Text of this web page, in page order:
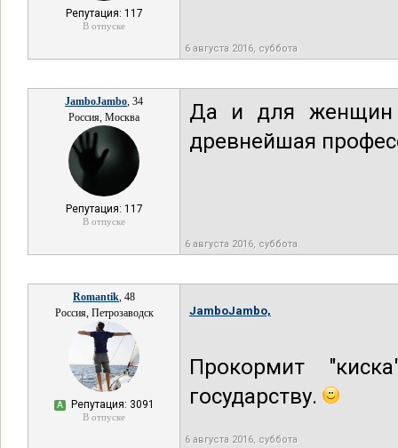
Репутация: 117
В отпуске
6 августа 2016, суббота
JamboJambo, 34
Россия, Москва
Репутация: 117
В отпуске
Да и для женщин
древнейшая
6 августа 2016, суббота
Romantik, 48
Россия, Петрозаводск
А Репутация: 3091
В отпуске
JamboJambo,
Прокормит
государству.
6 августа 2016, суббота